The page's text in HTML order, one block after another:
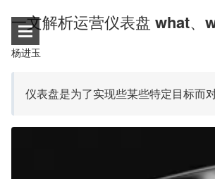
一文解析运营仪表盘 what、
杨进玉
仪表盘是为了实现些某些特定目标而